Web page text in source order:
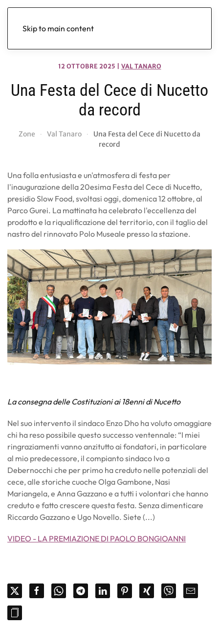
Skip to main content
12 OTTOBRE 2025 VAL TANARO
Una Festa del Cece di Nucetto
da record
Zone Val Tanaro
Una Festa del Cece di Nucetto da
record
Una folla entusiasta e un'atmosfera di festa per
l'inaugurazione della 20esima Festa del Cece di Nucetto,
presidio Slow Food, svoltasi oggi, domenica 12 ottobre, al
Parco Gurei. La mattinata ha celebrato l'eccellenza del
prodotto e la riqualificazione del territorio, con il taglio del
nastro del rinnovato Polo Museale presso la stazione.
La consegna delle Costituzioni ai 18enni di Nucetto
Nel suo intervento il sindaco Enzo Dho ha voluto omaggiare
chi ha reso possibile questo successo ventennale: “I miei
ringraziamenti vanno anzitutto ai fondatori, in particolare
al mio predecessore, il compianto sindaco Ivo a
Debernocchi che per primo ha creduto nelle potenziali del
cece, alle storiche cuoche Olga Gambone, Nasi
Mariangela, e Anna Gazzano e a tutti i volontari che hanno
creduto e fatto crescere questa festa. Senza dimenticare
Riccardo Gazzano e Ugo Novello. Siete (...)
VIDEO - LA PREMIAZIONE DI PAOLO BONGIOANNI